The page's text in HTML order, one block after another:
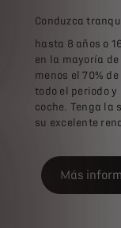
Conduzca
hasta 8 años o
en la mayoría
menos el 70%
todo el periodo
coche. Tenga la
su excelente
Más